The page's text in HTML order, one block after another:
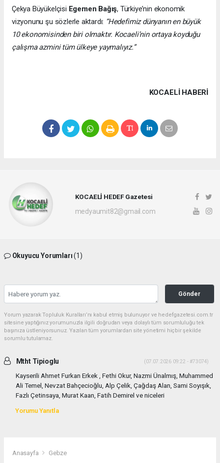
Çekya Büyükelçisi Egemen Bağış, Türkiye’nin ekonomik
vizyonunu şu sözlerle aktardı: “Hedefimiz dünyanın en büyük
10 ekonomisinden biri olmaktır. Kocaeli’nin ortaya koyduğu
çalışma azmini tüm ülkeye yaymalıyız.”
KOCAELI HABERİ
KOCAELİ HEDEF Gazetesi
medyaumit82@gmail.com
Okuyucu Yorumları(1)
Gönder
Yorum yazarak Topluluk Kuralları’nı kabul etmiş bulunuyor ve hedefgazetesi.com.tr
sitesine yaptığınız yorumunuzla ilgili doğrudan veya dolaylı tüm sorumluluğu tek
başınıza üstleniyorsunuz. Yazılan tüm yorumlardan site yönetimi hiçbir şekilde
sorumlu tutulamaz.
Mtht Tipioglu (07.07.2026 09:22 - #73074)
Kayserili Ahmet Furkan Erkek , Fethi Okur, Nazmi Ünalmış, Muhammed
Ali Temel, Nevzat Bahçecioğlu, Alp Çelik, Çağdaş Alan, Sami Soyışık,
Fazlı Çetinsaya, Murat Kaan, Fatih Demirel ve niceleri
Yorumu Yanıtla
Anasayfa Gebze